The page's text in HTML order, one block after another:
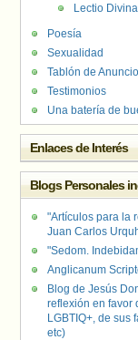
Lectio Divina
Poesía
Sexualidad
Tablón de
Testimonios
Una batería de
Enlaces de Interés
Blogs Personales
"Artículos para la
Juan Carlos
"Sedom.
Anglicanum
Blog de Jesús
reflexión en favor
LGBTIQ+, de sus
etc)